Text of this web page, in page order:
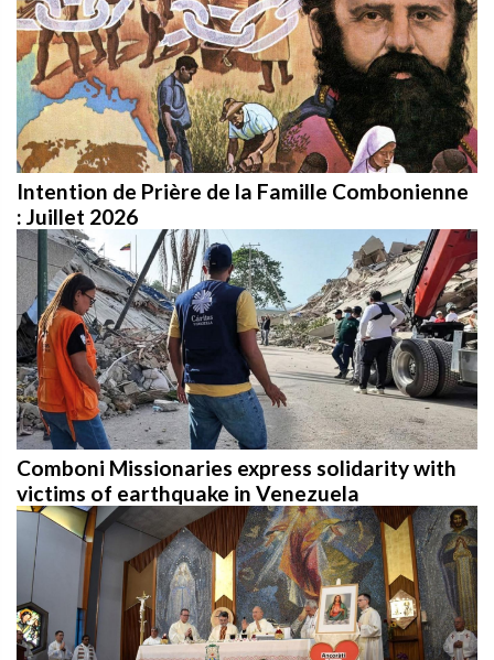
Intention de Prière de la Famille Combonienne
: Juillet 2026
Comboni Missionaries express solidarity with
victims of earthquake in Venezuela